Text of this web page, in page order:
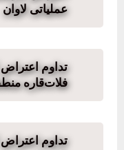
عملیاتی لاوان
تداوم
فلات‌قاره
تداوم